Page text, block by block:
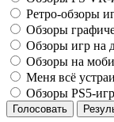
Ретро-обзоры
Обзоры
Обзоры игр на
Обзоры на
Меня всё
Обзоры PS5-игр
Голосовать